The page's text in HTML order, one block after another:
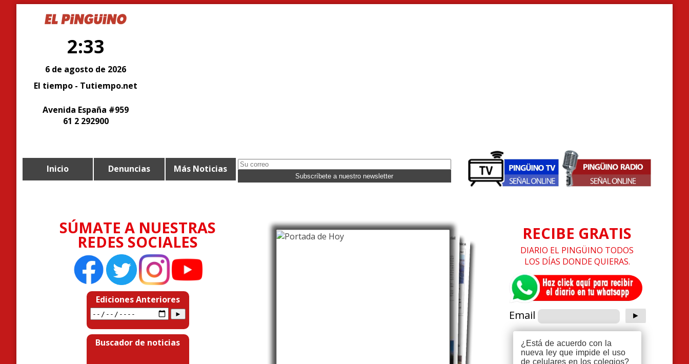
2:33
6 de agosto de 2026
El tiempo - Tutiempo.net
Avenida España #959
61 2 292900
Inicio Denuncias Más Noticias
SÚMATE A NUESTRAS
REDES SOCIALES
Ediciones Anteriores
Buscador de noticias
RECIBE GRATIS
DIARIO EL PINGÜINO TODOS
LOS DÍAS DONDE QUIERAS.
Email